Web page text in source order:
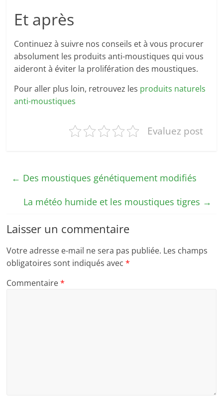
Et après
Continuez à suivre nos conseils et à vous procurer
absolument les produits anti-moustiques qui vous
aideront à éviter la prolifération des moustiques.
Pour aller plus loin, retrouvez les produits naturels
anti-moustiques
Evaluez post
← Des moustiques génétiquement modifiés
La météo humide et les moustiques tigres →
Laisser un commentaire
Votre adresse e-mail ne sera pas publiée. Les champs
obligatoires sont indiqués avec*
Commentaire*